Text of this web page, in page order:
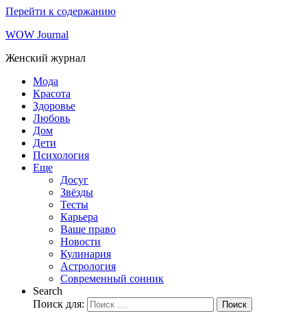
Перейти к содержанию
WOW Journal
Женский журнал
Мода
Красота
Здоровье
Любовь
Дом
Дети
Психология
Еще
Досуг
Звёзды
Тесты
Карьера
Ваше право
Новости
Кулинария
Астрология
Современный сонник
Search
Поиск для:
Поиск